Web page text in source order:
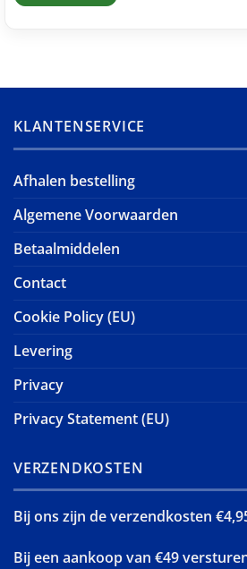
KLANTENSERVICE
Afhalen bestelling
Algemene Voorwaarden
Betaalmiddelen
Contact
Cookie Policy (EU)
Levering
Privacy
Privacy Statement (EU)
VERZENDKOSTEN
Bij ons zijn de verzendkosten
Bij een aankoop van €49